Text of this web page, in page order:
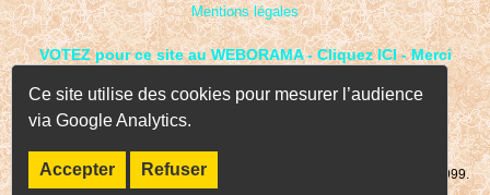
Mentions légales
VOTEZ pour ce site au WEBORAMA - Cliquez ICI - Merci
Page consultée fois depuis le 01 janvier 1999.
Ce site utilise des cookies pour mesurer l’audience
via Google Analytics.
Accepter Refuser